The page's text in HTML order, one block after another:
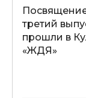
третий
прошли в
«ЖДЯ»